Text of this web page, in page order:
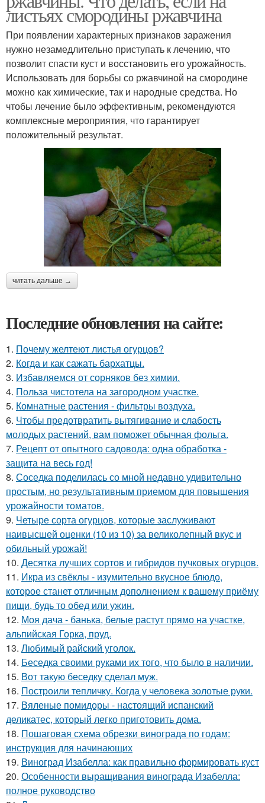
листьях смородины ржавчина
При появлении характерных признаков заражения
нужно незамедлительно приступать к лечению, что
позволит спасти куст и восстановить его урожайность.
Использовать для борьбы со ржавчиной на смородине
можно как химические, так и народные средства. Но
чтобы лечение было эффективным, рекомендуются
комплексные мероприятия, что гарантирует
положительный результат.
читать дальше →
Последние обновления на сайте:
1. Почему желтеют листья огурцов?
2. Когда и как сажать бархатцы.
3. Избавляемся от сорняков без химии.
4. Польза чистотела на загородном участке.
5. Комнатные растения - фильтры воздуха.
6. Чтобы предотвратить вытягивание и слабость
молодых растений, вам поможет обычная фольга.
7. Рецепт от опытного садовода: одна обработка -
защита на весь год!
8. Соседка поделилась со мной недавно удивительно
простым, но результативным приемом для повышения
урожайности томатов.
9. Четыре сорта огурцов, которые заслуживают
наивысшей оценки (10 из 10) за великолепный вкус и
обильный урожай!
10. Десятка лучших сортов и гибридов пучковых огурцов.
11. Икра из свёклы - изумительно вкусное блюдо,
которое станет отличным дополнением к вашему приёму
пищи, будь то обед или ужин.
12. Моя дача - банька, белые растут прямо на участке,
альпийская Горка, пруд.
13. Любимый райский уголок.
14. Беседка своими руками их того, что было в наличии.
15. Вот такую беседку сделал муж.
16. Построили тепличку. Когда у человека золотые руки.
17. Вяленые помидоры - настоящий испанский
деликатес, который легко приготовить дома.
18. Пошаговая схема обрезки винограда по годам:
инструкция для начинающих
19. Виноград Изабелла: как правильно формировать куст
20. Особенности выращивания винограда Изабелла:
полное руководство